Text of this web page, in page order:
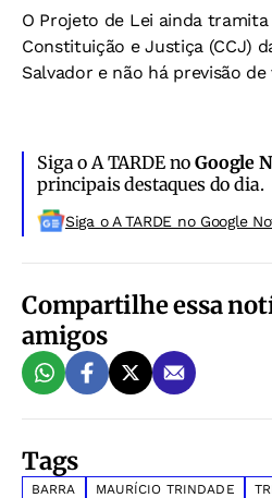
O Projeto de Lei ainda tramita
Constituição e Justiça (CCJ)
Salvador e não há previsão
Siga o A TARDE noGoogle
principais destaques do dia.
Siga o A TARDE no Google
Compartilhe essa
amigos
Tags
BARRA MAURÍCIO TRINDADE